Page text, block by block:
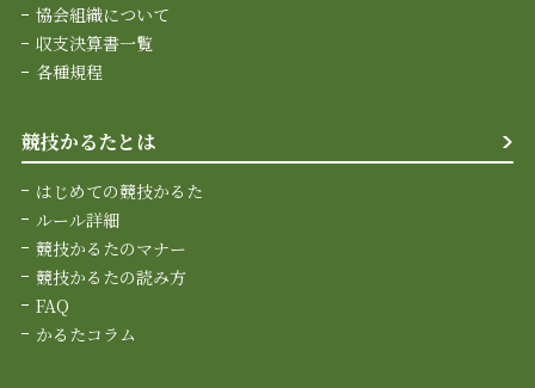
協会組織について
収支決算書一覧
各種規程
競技かるたとは
はじめての競技かるた
ルール詳細
競技かるたのマナー
競技かるたの読み方
FAQ
かるたコラム